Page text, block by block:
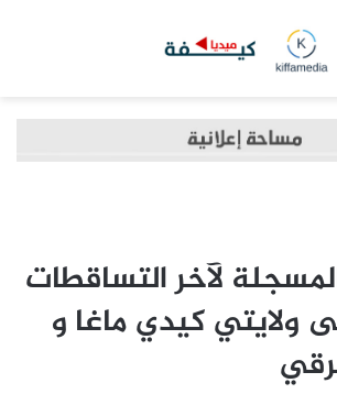
لآخر التساقطات
ولايتي كيدي ماغا و